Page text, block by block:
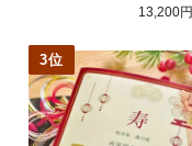
13,200円